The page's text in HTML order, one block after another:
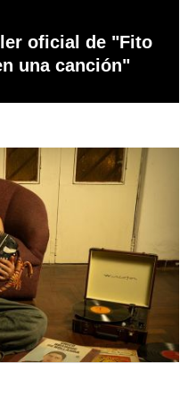
oficial de "Fito
una canción"